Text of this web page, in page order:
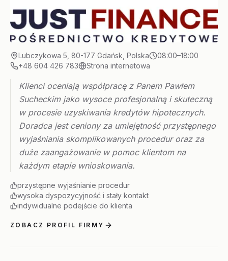
Lubczykowa 5, 80-177 Gdańsk, Polska
08:00–18:00
+48 604 426 783
Strona internetowa
Klienci oceniają współpracę z Panem Pawłem
Sucheckim jako wysoce profesjonalną i skuteczną
w procesie uzyskiwania kredytów hipotecznych.
Doradca jest ceniony za umiejętność przystępnego
wyjaśniania skomplikowanych procedur oraz za
duże zaangażowanie w pomoc klientom na
każdym etapie wnioskowania.
przystępne wyjaśnianie procedur
wysoka dyspozycyjność i stały kontakt
indywidualne podejście do klienta
ZOBACZ PROFIL FIRMY